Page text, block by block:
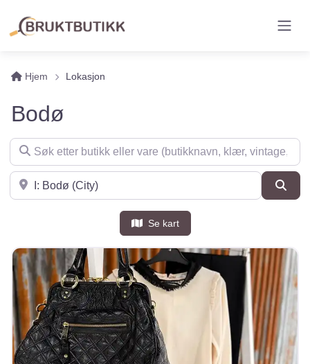
Hjem Lokasjon
Bodø
Søk etter butikk eller vare (butikknavn, klær, vintage, møbler
Søk i nærheten
Se kart